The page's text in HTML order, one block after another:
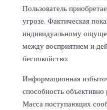
Пользователь
угрозе. Фактическая
индивидуальному
между восприятием и
беспокойство.
Информационная
способность
Масса поступающих